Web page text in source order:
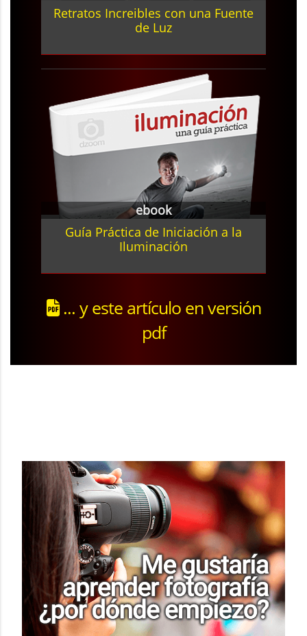
Retratos Increibles con una Fuente
de Luz
ebook
Guía Práctica de Iniciación a la
Iluminación
... y este artículo en versión
pdf